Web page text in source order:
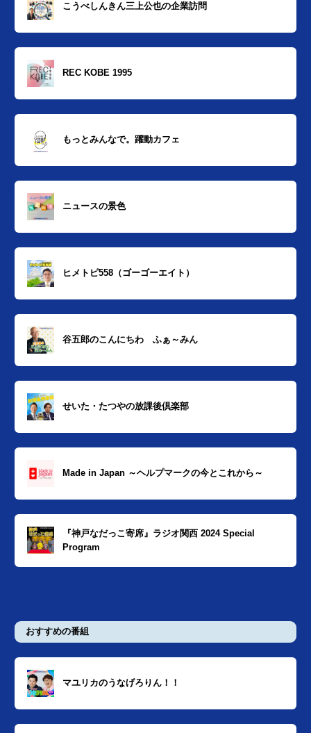
こうべしんきん三上公也の企業訪問
REC KOBE 1995
もっとみんなで。躍動カフェ
ニュースの景色
ヒメトピ558（ゴーゴーエイト）
谷五郎のこんにちわ ふぁ～みん
せいた・たつやの放課後倶楽部
Made in Japan ～ヘルプマークの今とこれから～
『神戸なだっこ寄席』ラジオ関西 2024 Special
Program
おすすめの番組
マユリカのうなげろりん！！